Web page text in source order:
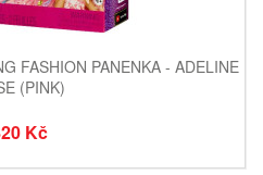
FASHION PANENKA - ADELINE
(PINK)
Kč